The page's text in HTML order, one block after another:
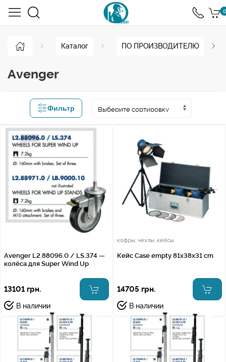
0
Каталог ПО ПРОИЗВОДИТЕЛЮ
Avenger
Фильтр
Avenger L2.88096.0 / LS.374 —
колёса для Super Wind Up
13101 грн.
В наличии
кофры, чехлы, кейсы
Кейс Case empty 81x38x31 cm
14705 грн.
В наличии